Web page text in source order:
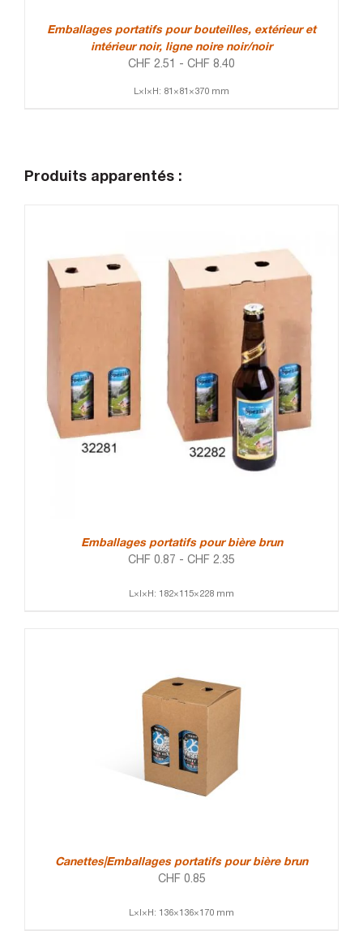
Emballages portatifs pour bouteilles, extérieur et
intérieur noir, ligne noire noir/noir
CHF 2.51 - CHF 8.40
L×l×H: 81×81×370 mm
Produits apparentés :
Emballages portatifs pour bière brun
CHF 0.87 - CHF 2.35
L×l×H: 182×115×228 mm
Canettes|Emballages portatifs pour bière brun
CHF 0.85
L×l×H: 136×136×170 mm